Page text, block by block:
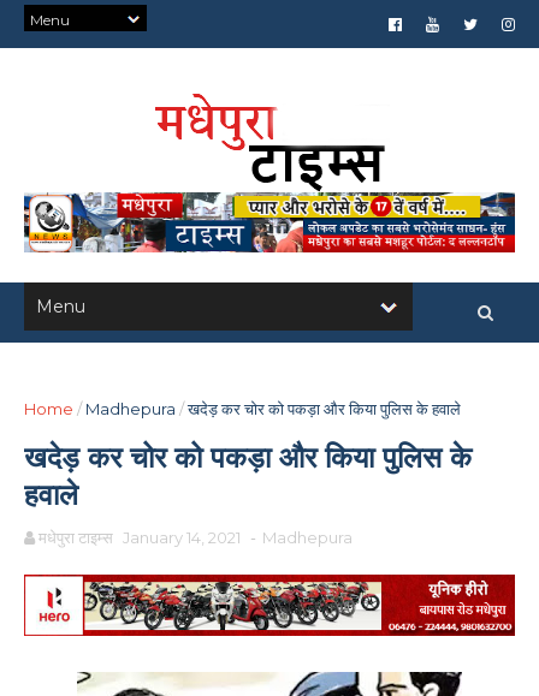
Home / Madhepura /खदेड़ कर चोर को पकड़ा और किया पुलिस के हवाले
खदेड़ कर चोर को पकड़ा और किया पुलिस के
हवाले
मधेपुरा टाइम्स January 14, 2021 - Madhepura